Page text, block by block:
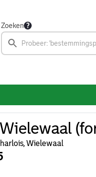
Zoeken
Wielewaal